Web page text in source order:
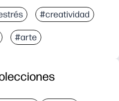
#creatividad
#arte